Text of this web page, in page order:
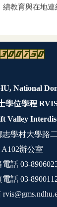
續教育與在地連
National
學位學程
Valley
志學村大學路
A102辦公室
話 03-
話 03-